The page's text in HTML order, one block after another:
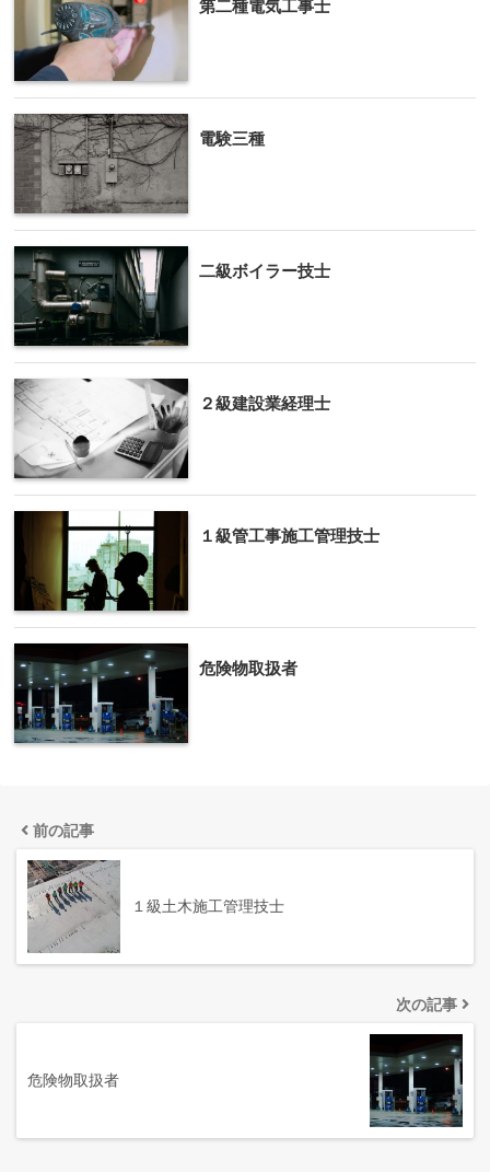
第二種電気工事士
電験三種
二級ボイラー技士
２級建設業経理士
１級管工事施工管理技士
危険物取扱者
前の記事
１級土木施工管理技士
次の記事
危険物取扱者